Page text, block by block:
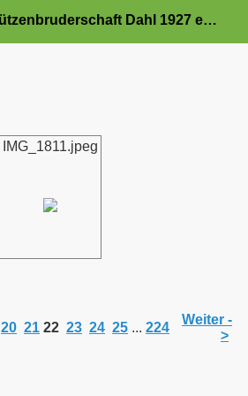
St. Hubertus-Schützenbruderschaft Dahl 1927 e.V.
IMG_1811.jpeg
20 21 22 23 24 25 ... 224
Weiter -
>